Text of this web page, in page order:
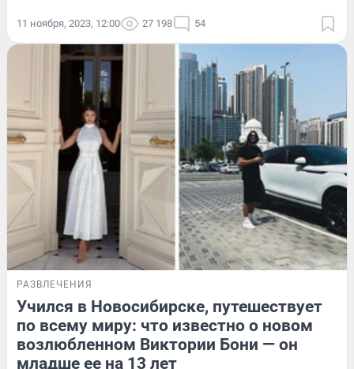
11 ноября, 2023, 12:00 27 198 54
РАЗВЛЕЧЕНИЯ
Учился в Новосибирске, путешествует
по всему миру: что известно о новом
возлюбленном Виктории Бони — он
младше ее на 13 лет